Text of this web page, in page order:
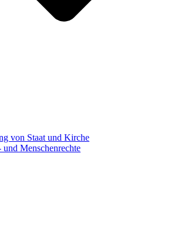
​​​​​​​von Staat und Kirche
und Menschenrechte